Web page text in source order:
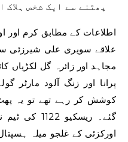
پھٹنے سے ایک شخص
اطلاعات کے مطابق کرم اور
علاقے سویری علی شیرزئی
مجاہد اور زائرہ گل لکڑیاں
پرانا اور زنگ آلود مارٹر
کوشش کر رہے تھے تو یہ
گئے۔
اورکزئی کے غلجو میلہ